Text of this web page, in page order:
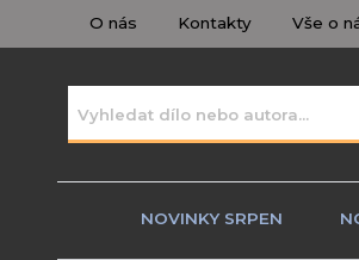
O nás Kontakty Vše o
NOVINKY SRPEN